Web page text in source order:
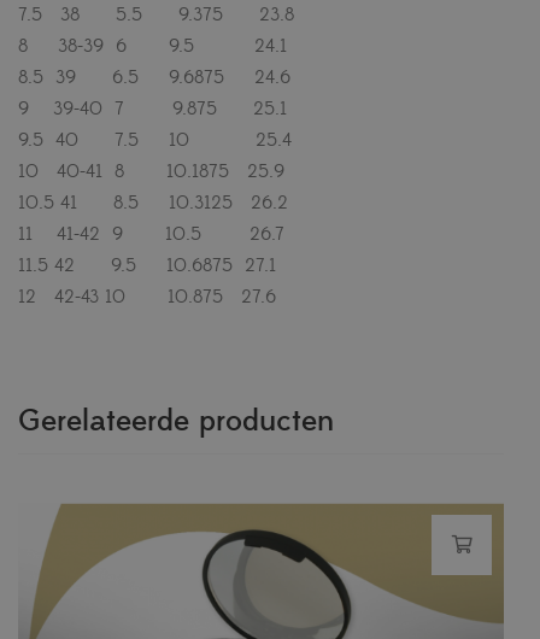
7.5 38 5.5 9.375 23.8
8 38-39 6 9.5 24.1
8.5 39 6.5 9.6875 24.6
9 39-40 7 9.875 25.1
9.5 40 7.5 10 25.4
10 40-41 8 10.1875 25.9
10.5 41 8.5 10.3125 26.2
11 41-42 9 10.5 26.7
11.5 42 9.5 10.6875 27.1
12 42-43 10 10.875 27.6
Gerelateerde producten